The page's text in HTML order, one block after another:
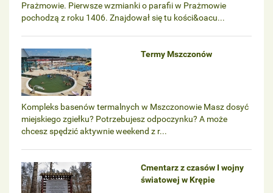
Prażmowie. Pierwsze wzmianki o parafii w Prażmowie
pochodzą z roku 1406. Znajdował się tu kości&oacu...
Termy Mszczonów
Kompleks basenów termalnych w Mszczonowie Masz dosyć
miejskiego zgiełku? Potrzebujesz odpoczynku? A może
chcesz spędzić aktywnie weekend z r...
Cmentarz z czasów I wojny
światowej w Krępie